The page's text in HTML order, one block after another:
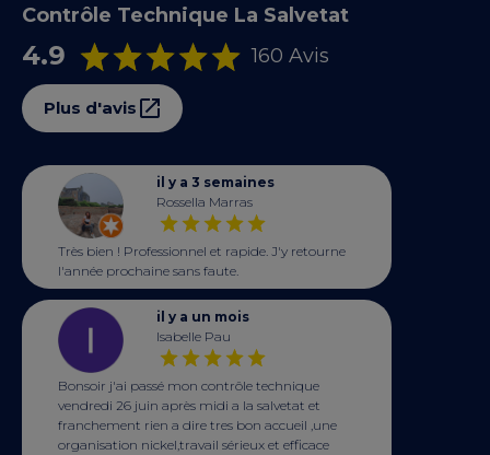
Contrôle Technique La Salvetat
4.9 160 Avis
Plus d'avis
il y a 3 semaines
Rossella Marras
Très bien ! Professionnel et rapide. J'y retourne
l'année prochaine sans faute.
il y a un mois
Isabelle Pau
Bonsoir j'ai passé mon contrôle technique
vendredi 26 juin après midi a la salvetat et
franchement rien a dire tres bon accueil ,une
organisation nickel,travail sérieux et efficace